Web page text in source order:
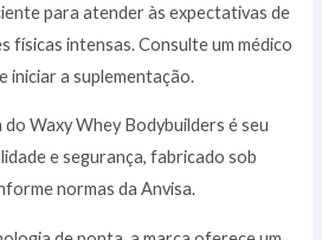
para atender às expectativas de
físicas intensas. Consulte um médico
iniciar a suplementação.
Waxy Whey Bodybuilders é seu
e segurança, fabricado sob
normas da Anvisa.